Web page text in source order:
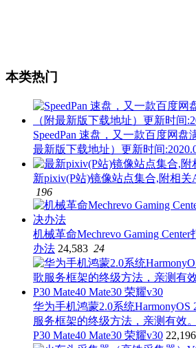
本类热门
SpeedPan 速盘，又一款百度网
最新版下载地址）更新时间
新pixiv(P站)镜像站点集合,附相关
196
机械革命Mechrevo Gaming
办法 24,583 24
华为手机鸿蒙2.0系统HarmonyOS
服务框架的终级方法，亲测有效
P30 Mate40 Mate30 荣耀v30 22,196